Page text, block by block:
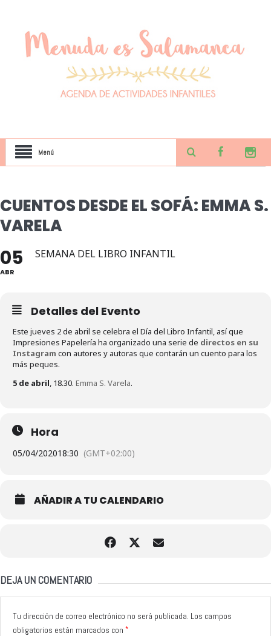
Menú
CUENTOS DESDE EL SOFÁ: EMMA S.
VARELA
05
ABR
SEMANA DEL LIBRO INFANTIL
Detalles del Evento
Este jueves 2 de abril se celebra el Día del Libro Infantil, así que
Impresiones Papelería ha organizado una serie de directos en su
Instagram con autores y autoras que contarán un cuento para los
más peques.
5 de abril, 18.30. Emma S. Varela.
Hora
05/04/202018:30 (GMT+02:00)
AÑADIR A TU CALENDARIO
DEJA UN COMENTARIO
Tu dirección de correo electrónico no será publicada. Los campos
obligatorios están marcados con *